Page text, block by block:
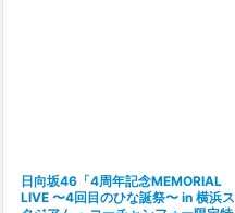
日向坂46「4周年記念MEMORIAL
LIVE 〜4回目のひな誕祭〜 in 横浜ス